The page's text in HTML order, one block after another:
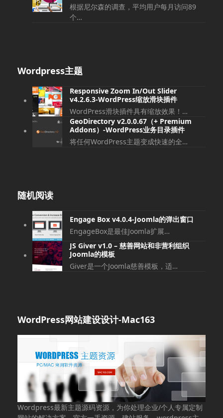
根据尼尔森的调查，平均用户每月访问89
个…
Wordpress主题
Responsive Zoom In/Out Slider
v4.2.6.3-WordPress缩放滑块插件
WordPress滑块插件具有缩放效果！…
GeoDirectory v2.0.0.67（+ Premium
Addons）-WordPress业务目录插件
将任何WordPress主题变成快速的全…
随机阅读
Engage Box v4.0.4-Joomla的弹出窗口
EngageBox是最佳Joomla扩展…
JS Giver v1.0 – 慈善网站和非营利组织
Joomla的模板
Giver是一个Joomla慈善模板，适…
WordPress网站建设设计-Mac163
Wordpress最新主题源码资源，为你处理企业/个人专属定制